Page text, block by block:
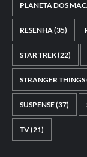
PLANETA DOS
RESENHA(35)
STAR TREK(22)
STRANGER THINGS
SUSPENSE(37)
TV(21)